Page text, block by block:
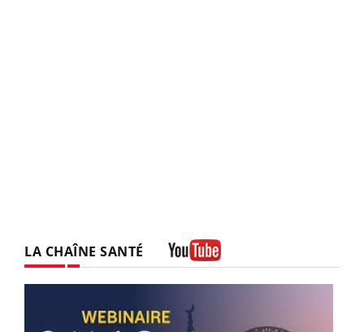
LA CHAÎNE SANTÉ